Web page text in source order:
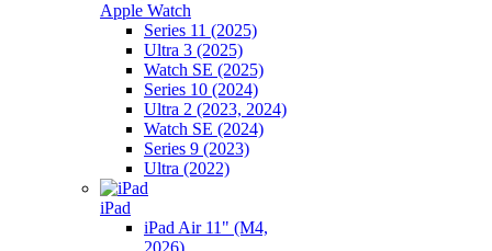
Apple Watch
Series 11 (2025)
Ultra 3 (2025)
Watch SE (2025)
Series 10 (2024)
Ultra 2 (2023, 2024)
Watch SE (2024)
Series 9 (2023)
Ultra (2022)
iPad
iPad Air 11" (M4,
2026)